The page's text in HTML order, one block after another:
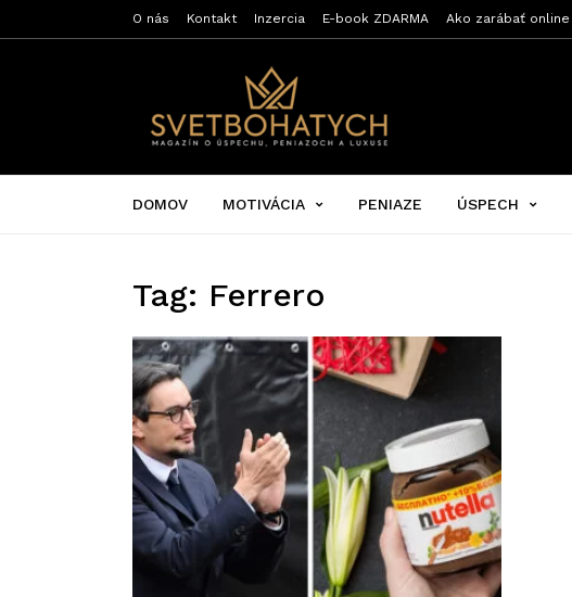
O nás Kontakt Inzercia E-book ZDARMA Ako zarábať online
DOMOV MOTIVÁCIA PENIAZE ÚSPECH
Tag: Ferrero